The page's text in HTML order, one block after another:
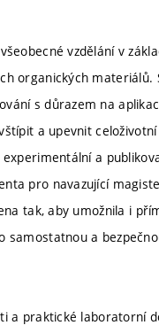
vzdělání v
organických
s důrazem na
a upevnit
a
pro navazující
tak, aby umožnila i
samostatnou a
a praktické laboratorní